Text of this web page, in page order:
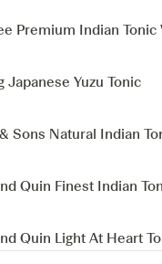
Premium Indian Tonic
Japanese Yuzu Tonic
Sons Natural Indian
Quin Finest Indian
Quin Light At Heart